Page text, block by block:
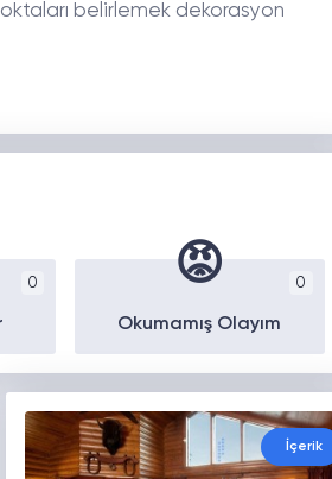
belirlemek dekorasyon
0 0
😡
Okumamış Olayım
İçerik